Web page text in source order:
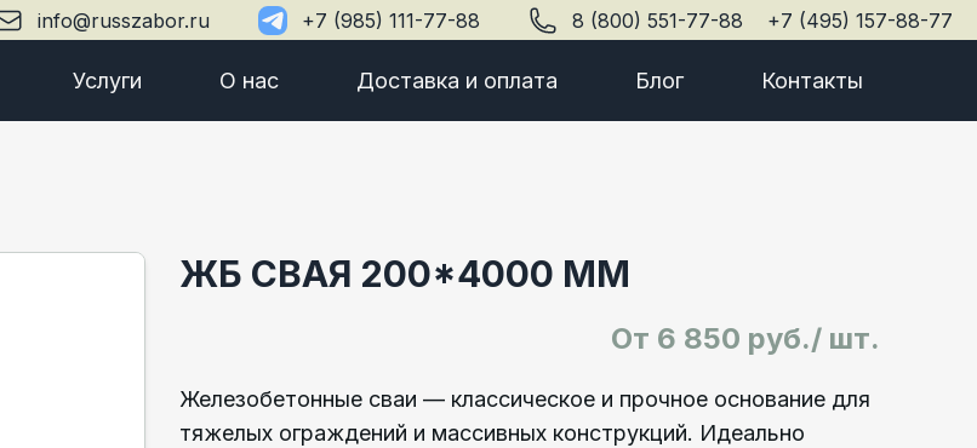
info@russzabor.ru +7 (985) 111-77-88 8 (800) 551-77-88 +7 (495) 157-88-77
Услуги О нас Доставка и оплата Блог Контакты
ЖБ СВАЯ 200*4000 ММ
От 6 850 руб./ шт.
Железобетонные сваи — классическое и прочное основание для
тяжелых ограждений и массивных конструкций. Идеально